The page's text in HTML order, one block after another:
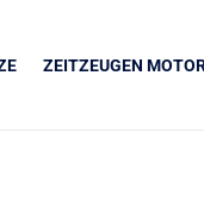
ZEITZEUGEN